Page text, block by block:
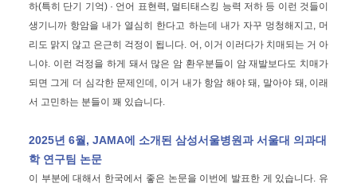
하(특히 단기 기억) · 언어 표현력, 멀티태스킹 능력 저하 등 이런 것들이
생기니까 항암을 내가 열심히 한다고 하는데 내가 자꾸 멍청해지고, 머
리도 맑지 않고 은근히 걱정이 됩니다. 어, 이거 이러다가 치매되는 거 아
니야. 이런 걱정을 하게 돼서 많은 암 환우분들이 암 재발보다도 치매가
되면 그게 더 심각한 문제인데, 이거 내가 항암 해야 돼, 말아야 돼, 이래
서 고민하는 분들이 꽤 있습니다.
2025년 6월, JAMA에 소개된 삼성서울병원과 서울대 의과대
학 연구팀 논문
이 부분에 대해서 한국에서 좋은 논문을 이번에 발표한 게 있습니다. 유